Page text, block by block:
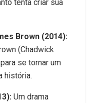
tenta criar sua
Brown (2014):
(Chadwick
se tornar um
história.
Um drama